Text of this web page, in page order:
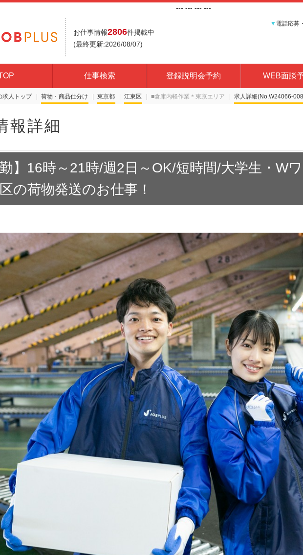
--- --- --- ---
お仕事情報2806件掲載中
(最終更新:2026/08/07)
▼ 電話応募
仕事検索 登録説明会予約 WEB面談
求人トップ 荷物・商品仕分け 東京都 江東区 ■倉庫内軽作業＊東京エリア 求人詳細(No.W24066-
報詳細
勤】16時～21時/週2日～OK/短時間/大学生・W
の荷物発送のお仕事！